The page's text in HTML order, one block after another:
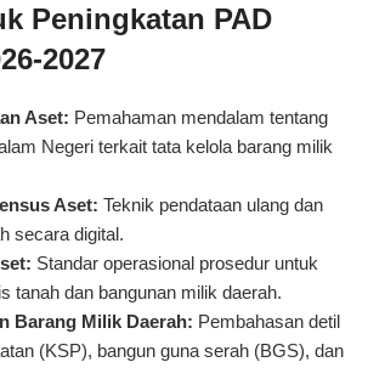
Peningkatan PAD
2027
Aset: Pemahaman mendalam tentang
Negeri terkait tata kelola barang milik
Aset: Teknik pendataan ulang dan
secara digital.
Standar operasional prosedur untuk
tanah dan bangunan milik daerah.
Barang Milik Daerah: Pembahasan detil
(KSP), bangun guna serah (BGS), dan